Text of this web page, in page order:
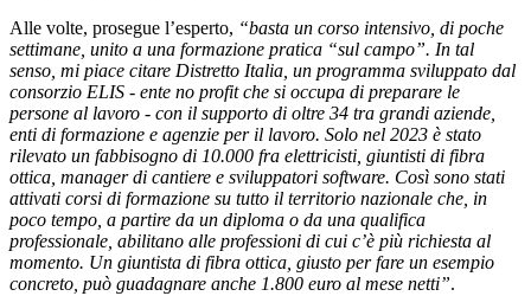
Alle volte, prosegue l’esperto, “basta un corso intensivo, di poche
settimane, unito a una formazione pratica “sul campo”. In tal
senso, mi piace citare Distretto Italia, un programma sviluppato dal
consorzio ELIS - ente no profit che si occupa di preparare le
persone al lavoro - con il supporto di oltre 34 tra grandi aziende,
enti di formazione e agenzie per il lavoro. Solo nel 2023 è stato
rilevato un fabbisogno di 10.000 fra elettricisti, giuntisti di fibra
ottica, manager di cantiere e sviluppatori software. Così sono stati
attivati corsi di formazione su tutto il territorio nazionale che, in
poco tempo, a partire da un diploma o da una qualifica
professionale, abilitano alle professioni di cui c’è più richiesta al
momento. Un giuntista di fibra ottica, giusto per fare un esempio
concreto, può guadagnare anche 1.800 euro al mese netti”.